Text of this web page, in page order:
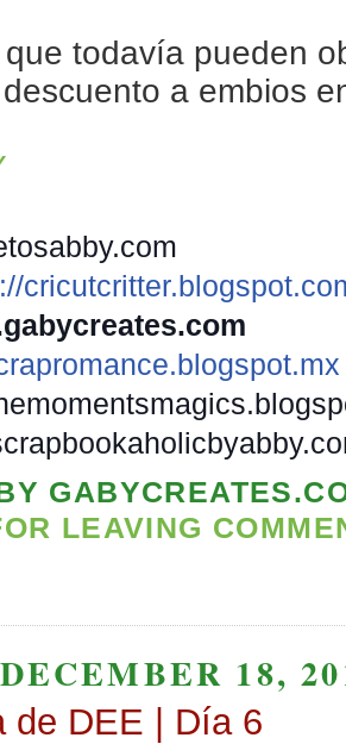
todavía pueden
a embios
LEAVING
18,
de DEE | Día 6